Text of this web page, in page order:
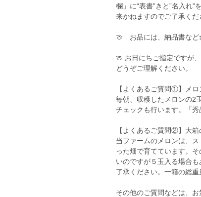
欄」に“表書”きと”名入れ
来かねますのでご了承くだ
🍈 お品には、納品書など
🍈 お日にちご指定ですが
どうぞご理解ください。
【よくあるご質問①】メ
毎朝、収穫したメロンの2
チェックも行います。「秀
【よくあるご質問②】大
当ファームのメロンは、
った畑で育てています。
いのですが５玉入る場合
了承ください。一箱の総
その他のご質問などは、